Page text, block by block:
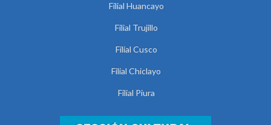
Filial Huancayo
Filial Trujillo
Filial Cusco
Filial Chiclayo
Filial Piura